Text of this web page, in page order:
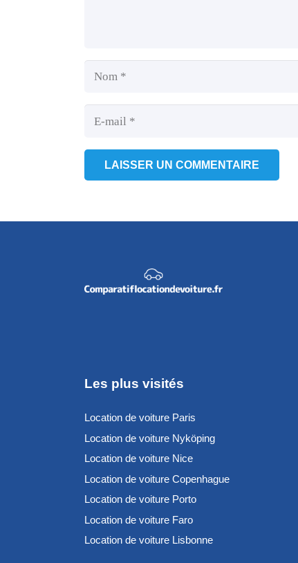
LAISSER UN COMMENTAIRE
Les plus visités
Location de voiture Paris
Location de voiture Nyköping
Location de voiture Nice
Location de voiture Copenhague
Location de voiture Porto
Location de voiture Faro
Location de voiture Lisbonne